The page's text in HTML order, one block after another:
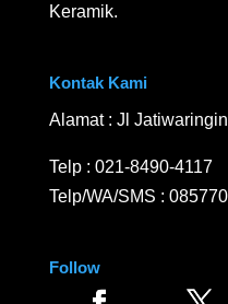
Keramik.
Kontak Kami
Alamat : Jl
Telp : 021-8490-4117
Telp/WA/SMS :
Follow